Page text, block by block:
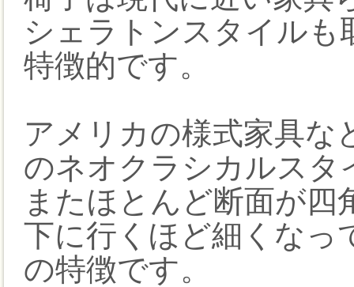
シェラトンスタイル
特徴的です。
アメリカの様式家具な
のネオクラシカルスタ
またほとんど断面が四
下に行くほど細くなっ
の特徴です。